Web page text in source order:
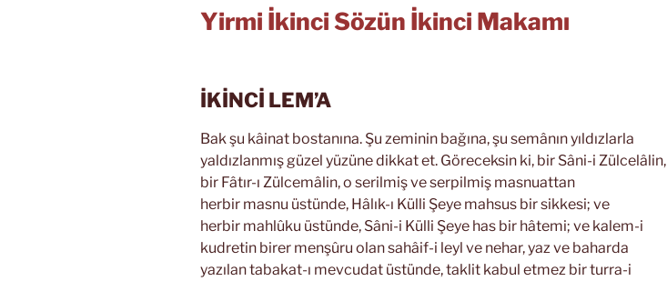
Yirmi İkinci Sözün İkinci Makamı
İKİNCİ LEM’A
Bak şu kâinat bostanına. Şu zeminin bağına, şu semânın yıldızlarla
yaldızlanmış güzel yüzüne dikkat et. Göreceksin ki, bir Sâni-i Zülcelâlin,
bir Fâtır-ı Zülcemâlin, o serilmiş ve serpilmiş masnuattan
herbir masnu üstünde, Hâlık-ı Külli Şeye mahsus bir sikkesi; ve
herbir mahlûku üstünde, Sâni-i Külli Şeye has bir hâtemi; ve kalem-i
kudretin birer menşûru olan sahâif-i leyl ve nehar, yaz ve baharda
yazılan tabakat-ı mevcudat üstünde, taklit kabul etmez bir turra-i